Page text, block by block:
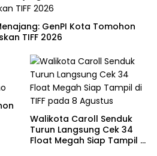
​GenPI Kota Tomohon
TIFF 2026
Walikota Caroll Senduk
Turun Langsung Cek 34
Float Megah Siap Tampil di